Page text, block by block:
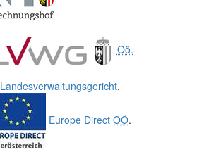
Oö.
Landesverwaltungsgericht.
Europe Direct OÖ.